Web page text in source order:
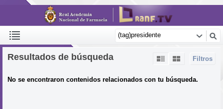
Filtros
Resultados de búsqueda
No se encontraron contenidos relacionados con tu búsqueda.